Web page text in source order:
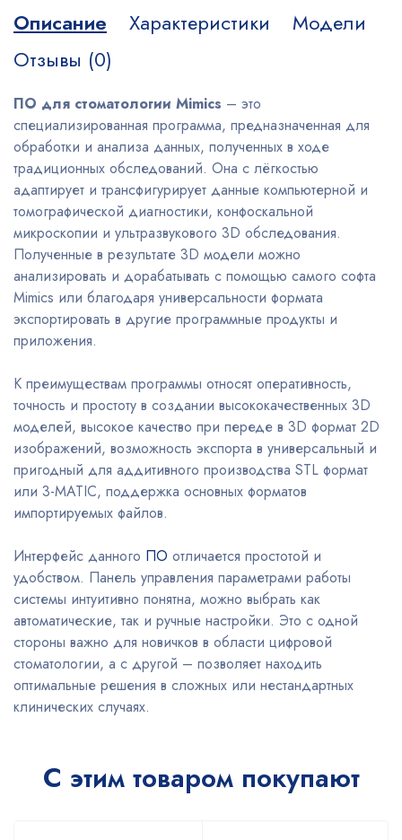
Описание Характеристики
Модели
Отзывы (0)
ПО для стоматологии Mimics – это
специализированная программа, предназначенная для
обработки и анализа данных, полученных в ходе
традиционных обследований. Она с лёгкостью
адаптирует и трансфигурирует данные компьютерной и
томографической диагностики, конфоскальной
микроскопии и ультразвукового 3D обследования.
Полученные в результате 3D модели можно
анализировать и дорабатывать с помощью самого софта
Mimics или благодаря универсальности формата
экспортировать в другие программные продукты и
приложения.
К преимуществам программы относят оперативность,
точность и простоту в создании высококачественных 3D
моделей, высокое качество при переде в 3D формат 2D
изображений, возможность экспорта в универсальный и
пригодный для аддитивного производства STL формат
или 3-MATIC, поддержка основных форматов
импортируемых файлов.
Интерфейс данного ПО отличается простотой и
удобством. Панель управления параметрами работы
системы интуитивно понятна, можно выбрать как
автоматические, так и ручные настройки. Это с одной
стороны важно для новичков в области цифровой
стоматологии, а с другой – позволяет находить
оптимальные решения в сложных или нестандартных
клинических случаях.
С этим товаром покупают